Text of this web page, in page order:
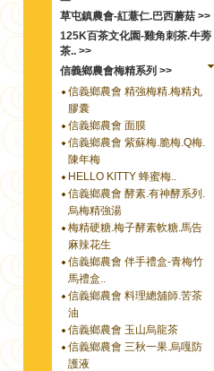
草屯鎮農會-紅薏仁.巴西蘑菇 >>
125K百茶文化園-雞角刺茶.牛蒡
茶.. >>
信義鄉農會梅精系列 >>
信義鄉農會 精強梅精.梅精丸
膠囊
信義鄉農會 面膜
信義鄉農會 紫蘇梅.脆梅.Q梅.
陳年梅
HELLO KITTY 蜂蜜梅..
信義鄉農會 酵素.有神酵系列.
烏梅精強湯
梅精硬糖.梅子酵素軟糖.馬告
麻辣花生
信義鄉農會 伴手禮盒-青梅竹
馬禮盒..
信義鄉農會 料理總舖師.苦茶
油
信義鄉農會 玉山烏龍茶
信義鄉農會 三秋一果.烏嘎防
護液